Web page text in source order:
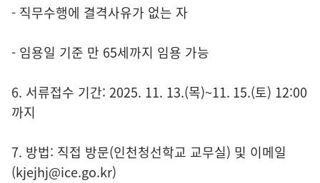
- 직무수행에 결격사유가 없는 자
- 임용일 기준 만 65세까지 임용 가능
6. 서류접수 기간: 2025. 11. 13.(목)~11. 15.(토) 12:00
까지
7. 방법: 직접 방문(인천청선학교 교무실) 및 이메일
(kjejhj@ice.go.kr)